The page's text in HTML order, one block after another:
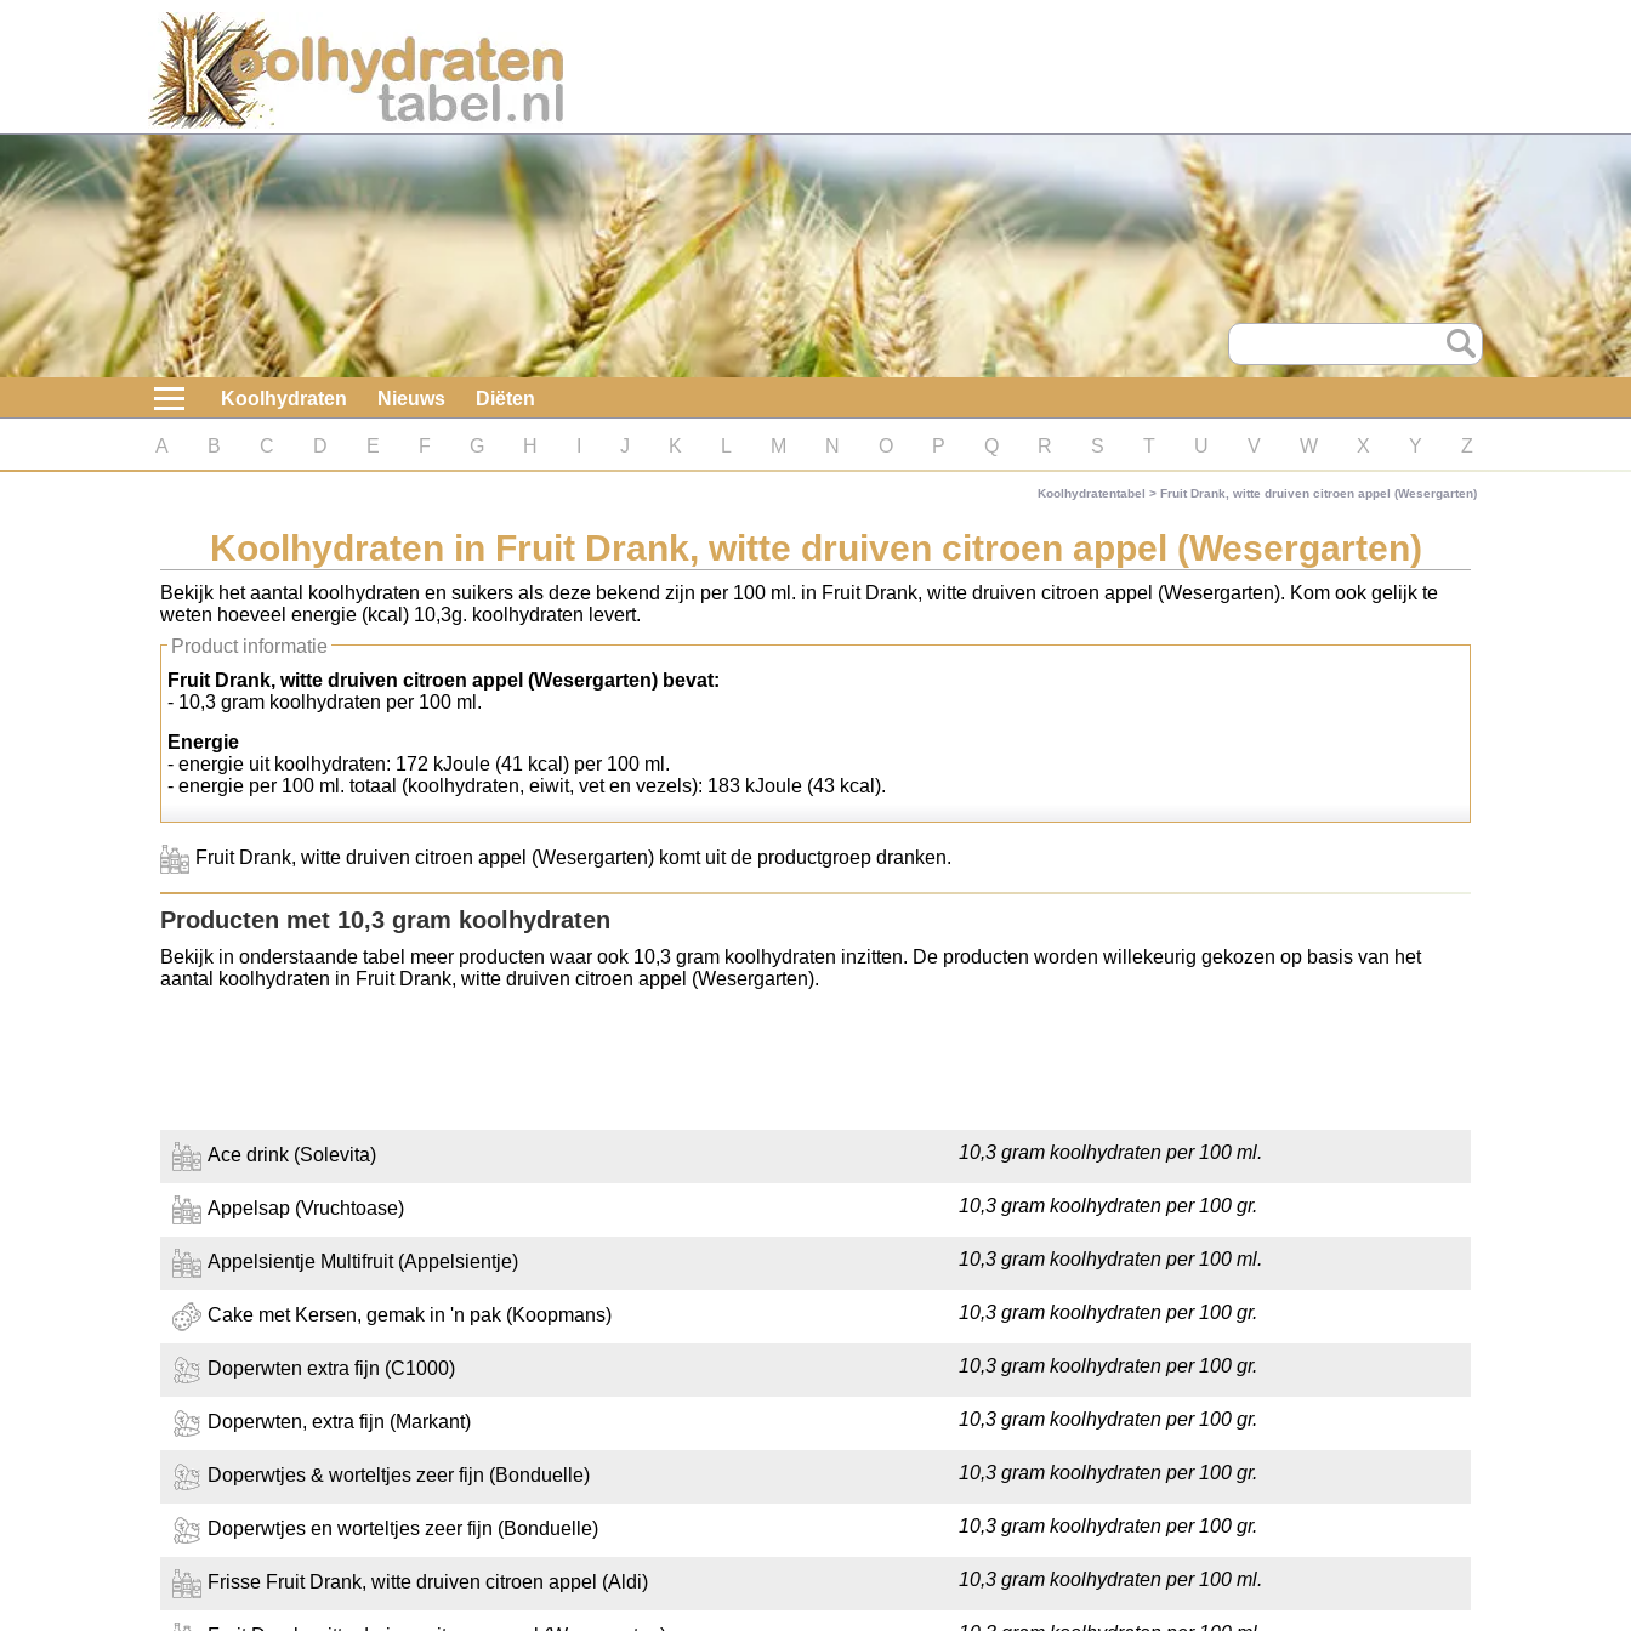
Koolhydraten
Nieuws
Koolhydraatarme diëten
Boeken
koolhydraatarme diëten
Diabetes test
Koolhydraten tellen
Koolhydraten Nieuws Diëten
A B C D E F G H J K M N O P Q R S T U V W X Y Z
Koolhydratentabel > Fruit Drank, witte druiven citroen appel (Wesergarten)
Koolhydraten in Fruit Drank, witte druiven citroen appel (Wesergarten)
Bekijk het aantal koolhydraten en suikers als deze bekend zijn per 100 ml. in Fruit Drank, witte druiven citroen appel (Wesergarten). Kom ook gelijk te
weten hoeveel energie (kcal) 10,3g. koolhydraten levert.
Product informatie
Fruit Drank, witte druiven citroen appel (Wesergarten) bevat:
- 10,3 gram koolhydraten per 100 ml.
Energie
- energie uit koolhydraten: 172 kJoule (41 kcal) per 100 ml.
- energie per 100 ml. totaal (koolhydraten, eiwit, vet en vezels): 183 kJoule (43 kcal).
Fruit Drank, witte druiven citroen appel (Wesergarten) komt uit de productgroep dranken.
Producten met 10,3 gram koolhydraten
Bekijk in onderstaande tabel meer producten waar ook 10,3 gram koolhydraten inzitten. De producten worden willekeurig gekozen op basis van het
aantal koolhydraten in Fruit Drank, witte druiven citroen appel (Wesergarten).
Ace drink (Solevita) 10,3 gram koolhydraten per 100 ml.
Appelsap (Vruchtoase) 10,3 gram koolhydraten per 100 gr.
Appelsientje Multifruit (Appelsientje) 10,3 gram koolhydraten per 100 ml.
Cake met Kersen, gemak in 'n pak (Koopmans) 10,3 gram koolhydraten per 100 gr.
Doperwten extra fijn (C1000) 10,3 gram koolhydraten per 100 gr.
Doperwten, extra fijn (Markant) 10,3 gram koolhydraten per 100 gr.
Doperwtjes & worteltjes zeer fijn (Bonduelle) 10,3 gram koolhydraten per 100 gr.
Doperwtjes en worteltjes zeer fijn (Bonduelle) 10,3 gram koolhydraten per 100 gr.
Frisse Fruit Drank, witte druiven citroen appel (Aldi) 10,3 gram koolhydraten per 100 ml.